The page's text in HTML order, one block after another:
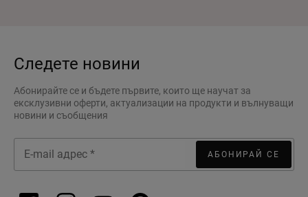
Следете новини
Абонирайте се и бъдете първите, които ще научат за
ексклузивни оферти, актуализации на продукти и вълнуващи
новини и съобщения
АБОНИРАЙ СЕ